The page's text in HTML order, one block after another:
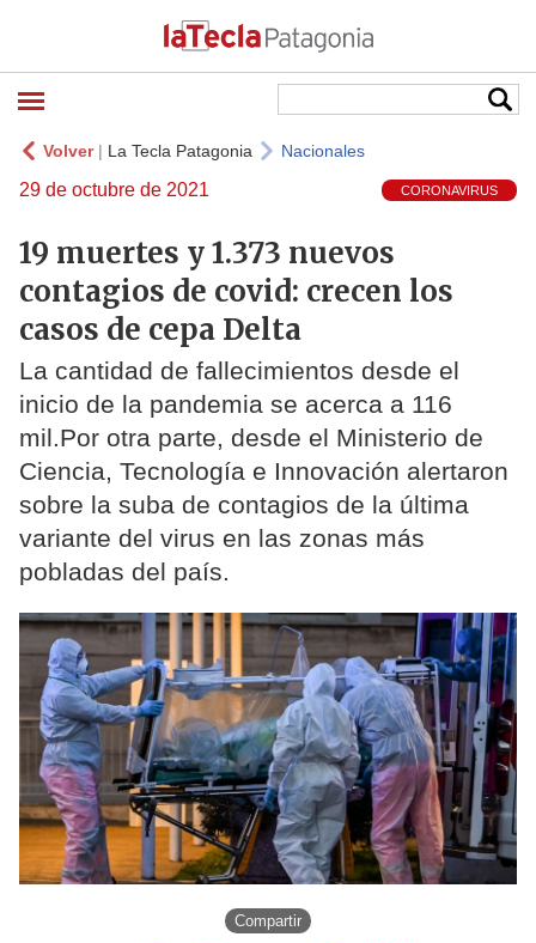
Volver| La Tecla Patagonia Nacionales
29 de octubre de 2021 CORONAVIRUS
19 muertes y 1.373 nuevos
contagios de covid: crecen los
casos de cepa Delta
La cantidad de fallecimientos desde el
inicio de la pandemia se acerca a 116
mil.Por otra parte, desde el Ministerio de
Ciencia, Tecnología e Innovación alertaron
sobre la suba de contagios de la última
variante del virus en las zonas más
pobladas del país.
Compartir